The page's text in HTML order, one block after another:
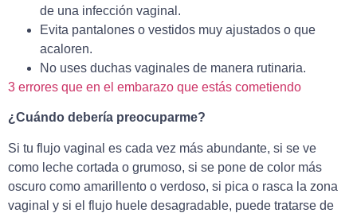
de una infección vaginal.
Evita pantalones o vestidos muy ajustados o que
acaloren.
No uses duchas vaginales de manera rutinaria.
3 errores que en el embarazo que estás cometiendo
¿Cuándo debería preocuparme?
Si tu flujo vaginal es cada vez más abundante, si se ve
como leche cortada o grumoso, si se pone de color más
oscuro como amarillento o verdoso, si pica o rasca la zona
vaginal y si el flujo huele desagradable, puede tratarse de